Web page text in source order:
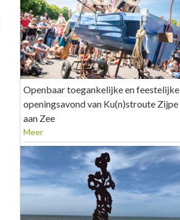
Openbaar toegankelijke en feestelijke
openingsavond van Ku(n)stroute Zijpe
aan Zee
Meer